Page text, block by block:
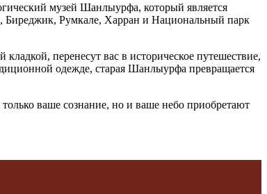
музей Шанлыурфа, который является
Биреджик, Румкале, Харран и Национальный парк
перенесут вас в историческое путешествие,
одежде, старая Шанлыурфа превращается
ваше сознание, но и ваше небо приобретают